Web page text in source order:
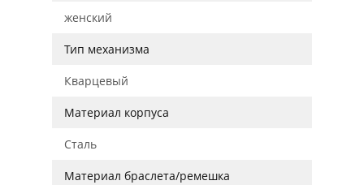
женский
Тип механизма
Кварцевый
Материал корпуса
Сталь
Материал браслета/ремешка